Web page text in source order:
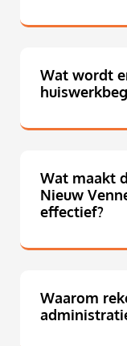
Wat wordt
Wat maakt
Nieuw
effectief?
Waarom